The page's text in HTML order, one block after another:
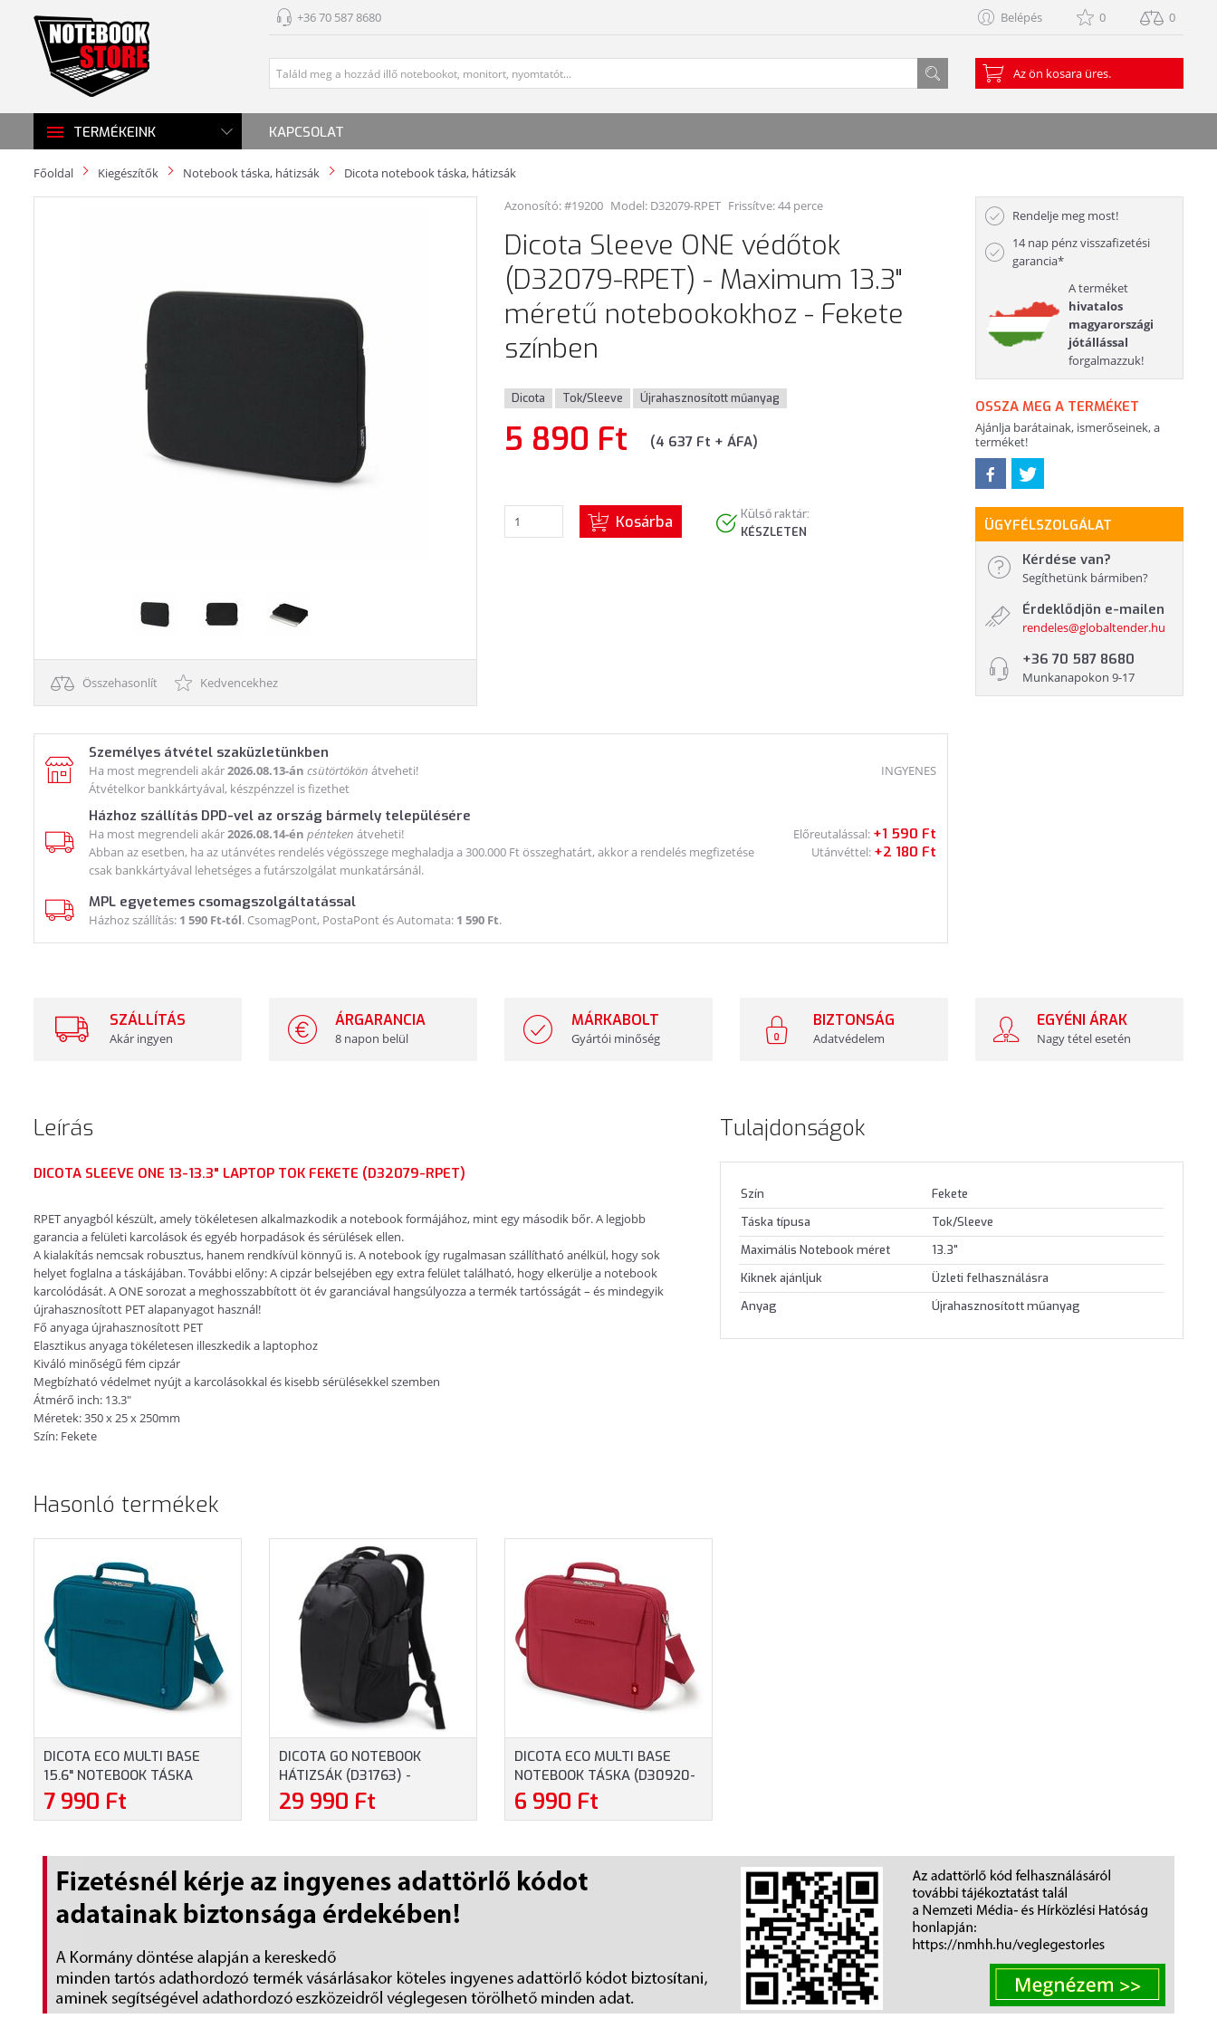
+36 70 587 8680 Belépés 0 0
Az ön kosara üres.
TERMÉKEINK KAPCSOLAT
Főoldal Kiegészítők Notebook táska, hátizsák Dicota notebook táska, hátizsák
Összehasonlít Kedvencekhez
Azonosító: #19200 Model: D32079-RPET Frissítve: 44 perce
Dicota Sleeve ONE védőtok
(D32079-RPET) - Maximum 13.3"
méretű notebookokhoz - Fekete
színben
Dicota Tok/Sleeve Újrahasznosított műanyag
5 890 Ft (4 637 Ft + ÁFA)
Kosárba
Külső raktár:
KÉSZLETEN
Személyes átvétel szaküzletünkben
Ha most megrendeli akár2026.08.13-án csütörtökön átveheti!
Átvételkor bankkártyával, készpénzzel is fizethet
INGYENES
Házhoz szállítás DPD-vel az ország bármely településére
Ha most megrendeli akár2026.08.14-én pénteken átveheti!
Abban az esetben, ha az utánvétes rendelés végösszege meghaladja a 300.000 Ft összeghatárt, akkor a rendelés megfizetése
csak bankkártyával lehetséges a futárszolgálat munkatársánál.
Előreutalással: +1 590 Ft
Utánvéttel: +2 180 Ft
MPL egyetemes csomagszolgáltatással
Házhoz szállítás: 1 590 Ft-tól. CsomagPont, PostaPont és Automata: 1 590 Ft.
Rendelje meg most!
14 nap pénz visszafizetési
garancia*
A terméket
hivatalos
magyarországi
jótállással
forgalmazzuk!
OSSZA MEG A TERMÉKET
Ajánlja barátainak, ismerőseinek, a
terméket!
ÜGYFÉLSZOLGÁLAT
Kérdése van?
Segíthetünk bármiben?
Érdeklődjön e-mailen
rendeles@globaltender.hu
+36 70 587 8680
Munkanapokon 9-17
SZÁLLÍTÁS
Akár ingyen
ÁRGARANCIA
8 napon belül
MÁRKABOLT
Gyártói minőség
BIZTONSÁG
Adatvédelem
EGYÉNI ÁRAK
Nagy tétel esetén
Leírás
DICOTA SLEEVE ONE 13-13.3" LAPTOP TOK FEKETE (D32079-RPET)
RPET anyagból készült, amely tökéletesen alkalmazkodik a notebook formájához, mint egy második bőr. A legjobb
garancia a felületi karcolások és egyéb horpadások és sérülések ellen.
A kialakítás nemcsak robusztus, hanem rendkívül könnyű is. A notebook így rugalmasan szállítható anélkül, hogy sok
helyet foglalna a táskájában. További előny: A cipzár belsejében egy extra felület található, hogy elkerülje a notebook
karcolódását. A ONE sorozat a meghosszabbított öt év garanciával hangsúlyozza a termék tartósságát – és mindegyik
újrahasznosított PET alapanyagot használ!
Fő anyaga újrahasznosított PET
Elasztikus anyaga tökéletesen illeszkedik a laptophoz
Kiváló minőségű fém cipzár
Megbízható védelmet nyújt a karcolásokkal és kisebb sérülésekkel szemben
Átmérő inch: 13.3"
Méretek: 350 x 25 x 250mm
Szín: Fekete
Tulajdonságok
Szín
Fekete
Táska típusa
Tok/Sleeve
Maximális Notebook méret
13.3"
Kiknek ajánljuk
Üzleti felhasználásra
Anyag
Újrahasznosított műanyag
Hasonló termékek
DICOTA ECO MULTI BASE
15.6" NOTEBOOK TÁSKA
(D30919-RPET) - MAXIMUM
16" MÉRETŰ
SZÍNBEN
7 990 Ft
DICOTA GO NOTEBOOK
HÁTIZSÁK (D31763) -
MAXIMUM 15,6" MÉRETŰ
NOTEBOOKOKHOZ, FEKETE
29 990 Ft
DICOTA ECO MULTI BASE
NOTEBOOK TÁSKA (D30920-
RPET) - MAXIMUM 16"
MÉRETŰ NOTEBOOKOKHOZ,
6 990 Ft